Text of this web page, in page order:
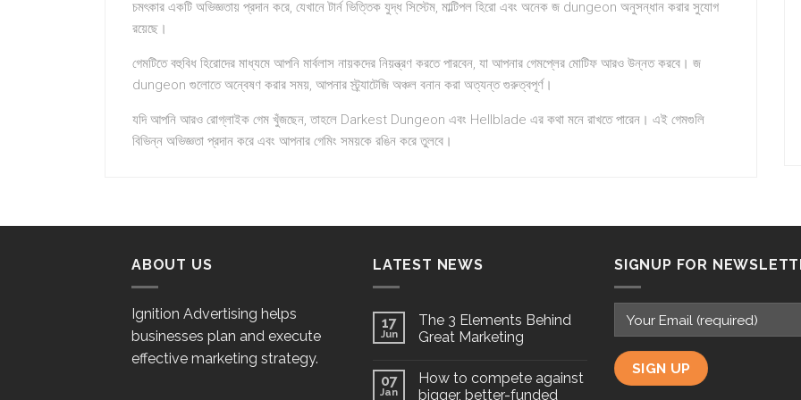
চমৎকার একটি অভিজ্ঞতায় প্রদান করে, যেখানে টার্ন ভিত্তিক যুদ্ধ সিস্টেম, মাল্টিপল হিরো এবং অনেক জ dungeon অনুসন্ধান করার সুযোগ
রয়েছে।
গেমটিতে বহুবিধ হিরোদের মাধ্যমে আপনি মার্বলাস নায়কদের নিয়ন্ত্রণ করতে পারবেন, যা আপনার গেমপ্লের মোটিফ আরও উন্নত করবে। জ
dungeon গুলোতে অন্বেষণ করার সময়, আপনার স্ট্র্যাটেজি অঞ্চল বনান করা অত্যন্ত গুরুত্বপূর্ণ।
যদি আপনি আরও রোগ্লাইক গেম খুঁজছেন, তাহলে Darkest Dungeon এবং Hellblade এর কথা মনে রাখতে পারেন। এই গেমগুলি
বিভিন্ন অভিজ্ঞতা প্রদান করে এবং আপনার গেমিং সময়কে রঙিন করে তুলবে।
ABOUT US
Ignition Advertising helps
businesses plan and execute
effective marketing strategy.
LATEST NEWS
17
Jun
The 3 Elements Behind
Great Marketing
07
Jan
How to compete against
bigger, better-funded
SIGNUP FOR